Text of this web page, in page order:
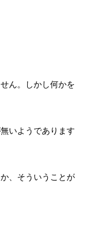
ん。しかし何かを
いようであります
、そういうことが